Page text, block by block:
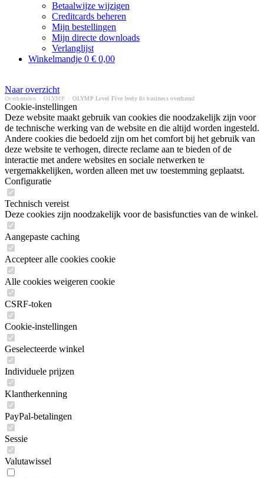
Betaalwijze wijzigen
Creditcards beheren
Mijn bestellingen
Mijn directe downloads
Verlanglijst
Winkelmandje 0 € 0,00
Naar overzicht
Overhemden OLYMP OLYMP Level Five body fit business overhemd
Cookie-instellingen
Deze website maakt gebruik van cookies die noodzakelijk zijn voor
de technische werking van de website en die altijd worden ingesteld.
Andere cookies die bedoeld zijn om het comfort bij het gebruik van
deze website te verhogen, directe reclame aan te bieden of de
interactie met andere websites en sociale netwerken te
vergemakkelijken, worden alleen met uw toestemming geplaatst.
Configuratie
Technisch vereist
Deze cookies zijn noodzakelijk voor de basisfuncties van de winkel.
Aangepaste caching
Accepteer alle cookies cookie
Alle cookies weigeren cookie
CSRF-token
Cookie-instellingen
Geselecteerde winkel
Individuele prijzen
Klantherkenning
PayPal-betalingen
Sessie
Valutawissel